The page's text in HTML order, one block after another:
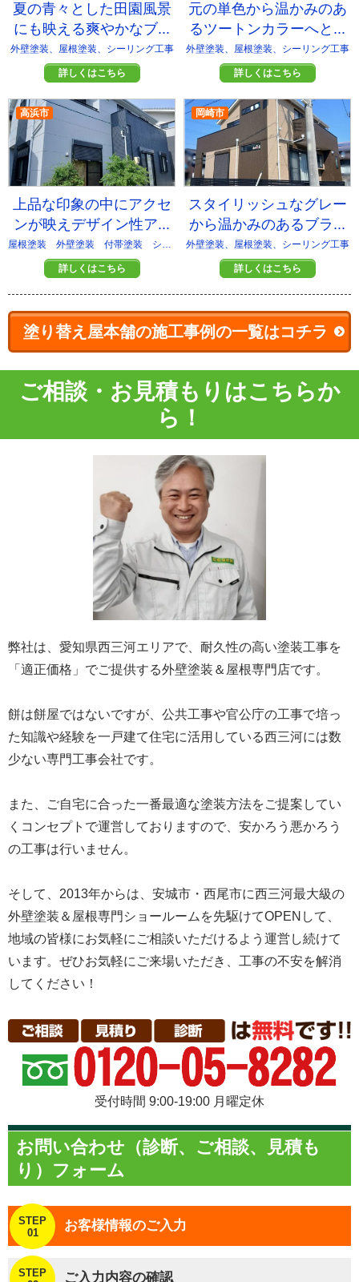
夏の青々とした田園風景
にも映える爽やかなブ...
外壁塗装、屋根塗装、シーリング工事
詳しくはこちら
元の単色から温かみのあ
るツートンカラーへと...
外壁塗装、屋根塗装、シーリング工事
詳しくはこちら
上品な印象の中にアクセ
ンが映えデザイン性ア...
高浜市
詳しくはこちら
スタイリッシュなグレー
から温かみのあるブラ...
外壁塗装、屋根塗装、シーリング工事
岡崎市
詳しくはこちら
塗り替え屋本舗の施工事例の一覧はコチラ
ご相談・お見積もりはこちらか
ら！
弊社は、愛知県西三河エリアで、耐久性の高い塗装工事を
「適正価格」でご提供する外壁塗装＆屋根専門店です。
餅は餅屋ではないですが、公共工事や官公庁の工事で培っ
た知識や経験を一戸建て住宅に活用している西三河には数
少ない専門工事会社です。
また、ご自宅に合った一番最適な塗装方法をご提案してい
くコンセプトで運営しておりますので、安かろう悪かろう
の工事は行いません。
そして、2013年からは、安城市・西尾市に西三河最大級の
外壁塗装＆屋根専門ショールームを先駆けてOPENして、
地域の皆様にお気軽にご相談いただけるよう運営し続けて
います。ぜひお気軽にご来場いただき、工事の不安を解消
してください！
受付時間 9:00-19:00 月曜定休
お問い合わせ（診断、ご相談、見積も
り）フォーム
STEP
01
お客様情報のご入力
STEP
ご入力内容の確認